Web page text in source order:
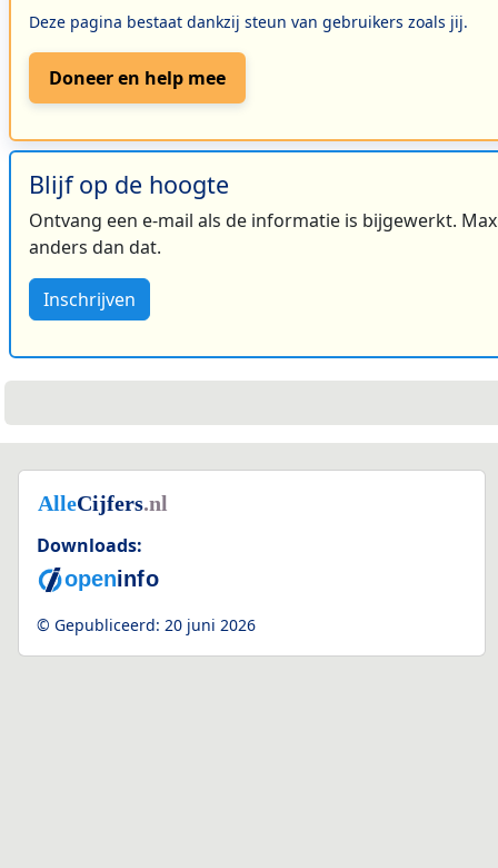
Deze pagina bestaat dankzij steun van gebruikers zoals jij.
Doneer en help mee
Blijf op de hoogte
Ontvang een e-mail als de informatie is bijgewerkt.
anders dan dat.
Inschrijven
Downloads:
© Gepubliceerd: 20 juni 2026